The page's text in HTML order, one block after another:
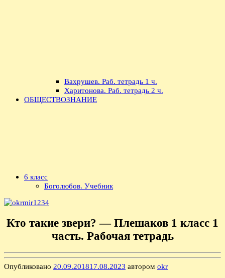
Вахрушев. Раб. тетрадь 1 ч.
Харитонова. Раб. тетрадь 2 ч.
ОБЩЕСТВОЗНАНИЕ
6 класс
Боголюбов. Учебник
Кто такие звери? — Плешаков 1 класс 1
часть. Рабочая тетрадь
Опубликовано 20.09.201817.08.2023 автором okr